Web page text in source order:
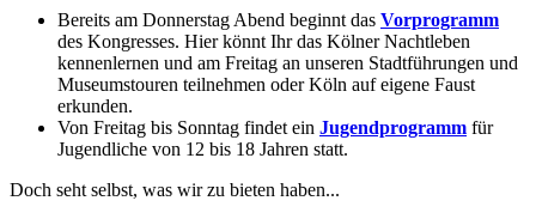
Bereits am Donnerstag Abend beginnt das Vorprogramm
des Kongresses. Hier könnt Ihr das Kölner Nachtleben
kennenlernen und am Freitag an unseren Stadtführungen und
Museumstouren teilnehmen oder Köln auf eigene Faust
erkunden.
Von Freitag bis Sonntag findet ein Jugendprogramm für
Jugendliche von 12 bis 18 Jahren statt.
Doch seht selbst, was wir zu bieten haben...